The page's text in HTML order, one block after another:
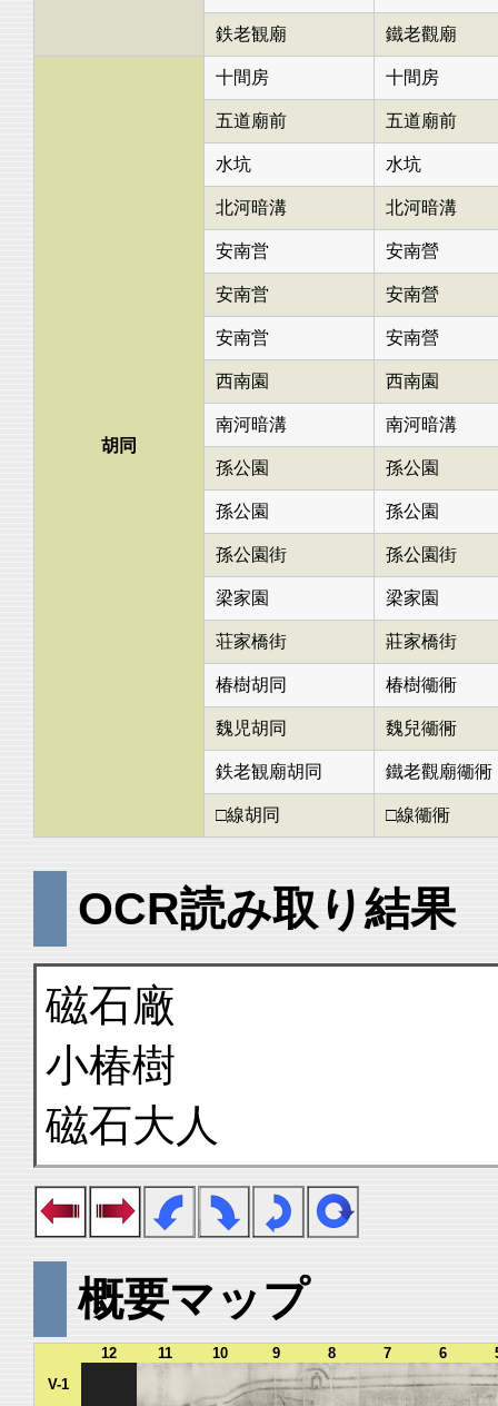
鉄老観廟 鐵老觀廟
胡同
十間房 十間房
五道廟前 五道廟前
水坑 水坑
北河暗溝 北河暗溝
安南営 安南營
安南営 安南營
安南営 安南營
西南園 西南園
南河暗溝 南河暗溝
孫公園 孫公園
孫公園 孫公園
孫公園街 孫公園街
梁家園 梁家園
荘家橋街 莊家橋街
椿樹胡同 椿樹衚衕
魏児胡同 魏兒衚衕
鉄老観廟胡同 鐵老觀廟衚衕
□線胡同 □線衚衕
OCR読み取り結果
磁石廠
小椿樹
磁石大人
概要マップ
12 11 10 9 8 7 6
V-1